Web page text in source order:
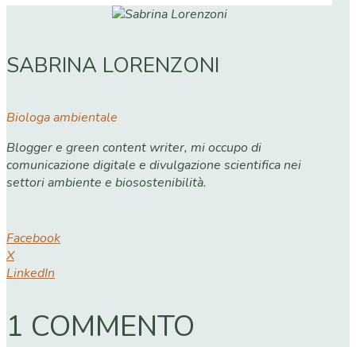
SABRINA LORENZONI
Biologa ambientale
Blogger e green content writer, mi occupo di
comunicazione digitale e divulgazione scientifica nei
settori ambiente e biosostenibilità.
Facebook
X
LinkedIn
1 COMMENTO